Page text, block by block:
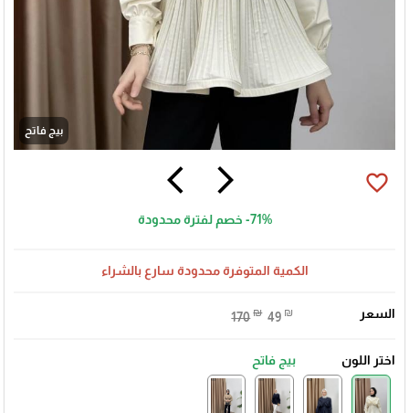
بيج فاتح
arrow_forward_ios
arrow_back_ios favorite_border
-71% خصم لفترة محدودة
الكمية المتوفرة محدودة سارع بالشراء
السعر 170 ₪ 49 ₪
اختر اللون بيج فاتح